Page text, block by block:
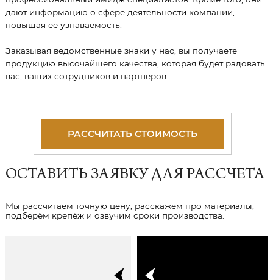
дают информацию о сфере деятельности компании,
повышая ее узнаваемость.
Заказывая ведомственные знаки у нас, вы получаете
продукцию высочайшего качества, которая будет радовать
вас, ваших сотрудников и партнеров.
РАССЧИТАТЬ СТОИМОСТЬ
ОСТАВИТЬ ЗАЯВКУ ДЛЯ РАССЧЕТА
Мы рассчитаем точную цену, расскажем про материалы,
подберём крепёж и озвучим сроки производства.